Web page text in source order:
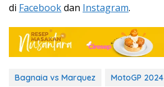
di Facebookdan Instagram.
Bagnaia vs Marquez MotoGP 2024